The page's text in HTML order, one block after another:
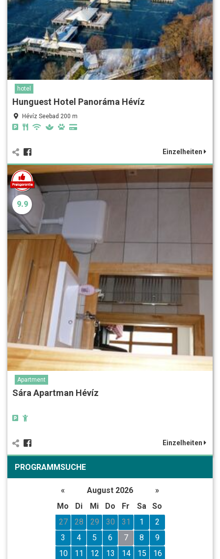
hotel
Hunguest Hotel Panoráma Hévíz
Hévíz Seebad 200 m
Einzelheiten
9.9
Apartment
Sára Apartman Hévíz
Einzelheiten
PROGRAMMSUCHE
« August 2026
»
Mo
Di Mi Do Fr Sa
So
27
28 29 30 31 1
2
3
4 5 6 7 8
9
10
11 12 13 14 15
16